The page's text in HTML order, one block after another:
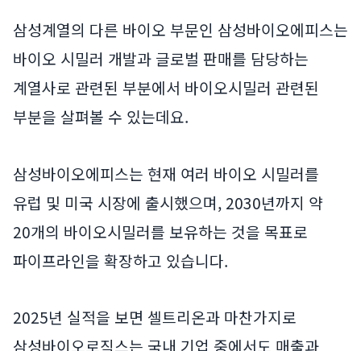
삼성계열의 다른 바이오 부문인 삼성바이오에피스는
바이오 시밀러 개발과 글로벌 판매를 담당하는
계열사로 관련된 부분에서 바이오시밀러 관련된
부분을 살펴볼 수 있는데요.
삼성바이오에피스는 현재 여러 바이오 시밀러를
유럽 및 미국 시장에 출시했으며, 2030년까지 약
20개의 바이오시밀러를 보유하는 것을 목표로
파이프라인을 확장하고 있습니다.
2025년 실적을 보면 셀트리온과 마찬가지로